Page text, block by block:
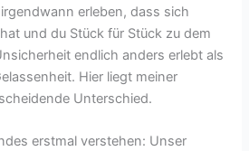
erleben, dass sich
und du Stück für Stück zu dem
endlich anders erlebt als
Hier liegt meiner
Unterschied.
erstmal verstehen: Unser